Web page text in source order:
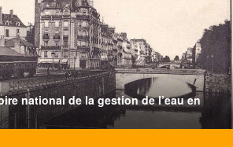
national de la gestion de l’eau en